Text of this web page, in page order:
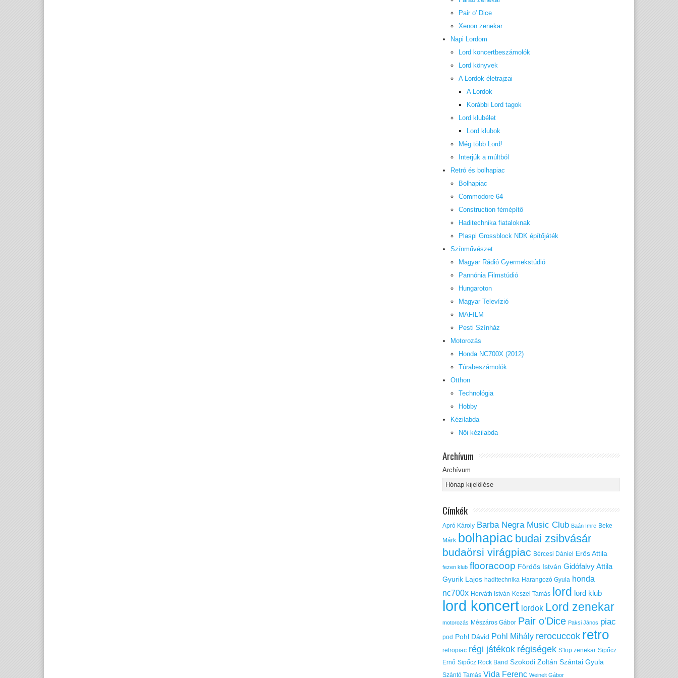
Pair o' Dice
Xenon zenekar
Napi Lordom
Lord koncertbeszámolók
Lord könyvek
A Lordok életrajzai
A Lordok
Korábbi Lord tagok
Lord klubélet
Lord klubok
Még több Lord!
Interjúk a múltból
Retró és bolhapiac
Bolhapiac
Commodore 64
Construction fémépítő
Haditechnika fiataloknak
Plaspi Grossblock NDK építőjáték
Színművészet
Magyar Rádió Gyermekstúdió
Pannónia Filmstúdió
Hungaroton
Magyar Televízió
MAFILM
Pesti Színház
Motorozás
Honda NC700X (2012)
Túrabeszámolók
Otthon
Technológia
Hobby
Kézilabda
Női kézilabda
Archívum
Archívum
Címkék
Apró Károly Barba Negra Music Club Baán Imre Beke
Márk bolhapiac budai zsibvásár
budaörsi virágpiac Bércesi Dániel Erős Attila
fezen klub flooracoop Fördős István Gidófalvy Attila
Gyurik Lajos haditechnika Harangozó Gyula honda
nc700x Horváth István Keszei Tamás lord lord klub
lord koncert lordok Lord zenekar
motorozás Mészáros Gábor Pair o'Dice Paksi János piac
pod Pohl Dávid Pohl Mihály rerocuccok retro
retropiac régi játékok régiségek S'top zenekar Sipőcz
Ernő Sipőcz Rock Band Szokodi Zoltán Szántai Gyula
Szántó Tamás Vida Ferenc Weinelt Gábor